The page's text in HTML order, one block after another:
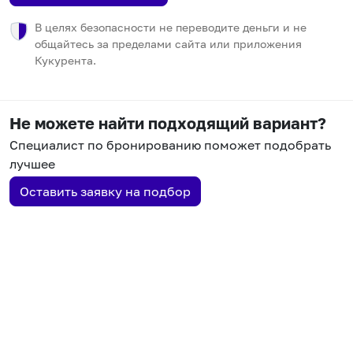
В целях безопасности не переводите деньги и не
общайтесь за пределами сайта или приложения
Кукурента.
Не можете найти подходящий вариант?
Специалист по бронированию поможет подобрать
лучшее
Оставить заявку на подбор